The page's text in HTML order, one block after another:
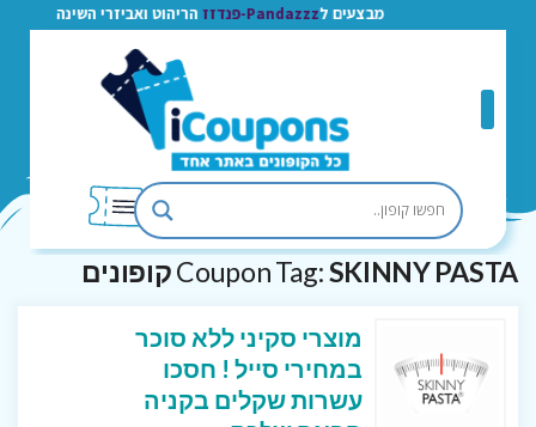
מבצעים ל Pandazzz-פנדזז הריהוט ואביזרי השינה
Coupon Tag:SKINNY PASTA קופונים
מוצרי סקיני ללא סוכר
במחירי סייל ! חסכו
עשרות שקלים בקניה